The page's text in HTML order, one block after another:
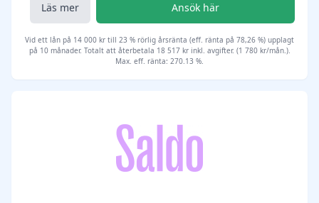
Läs mer Ansök här
Vid ett lån på 14 000 kr till 23 % rörlig årsränta (eff. ränta på 78,26 %) upplagt
på 10 månader. Totalt att återbetala 18 517 kr inkl. avgifter. (1 780 kr/mån.).
Max. eff. ränta: 270.13 %.